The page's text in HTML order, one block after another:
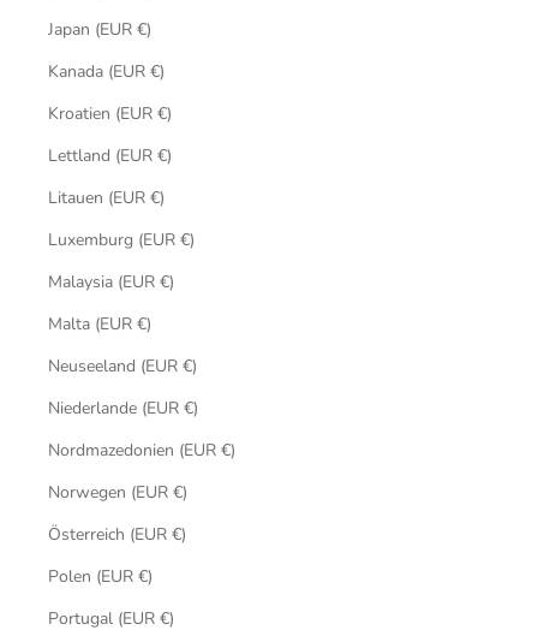
Japan (EUR €)
Kanada (EUR €)
Kroatien (EUR €)
Lettland (EUR €)
Litauen (EUR €)
Luxemburg (EUR €)
Malaysia (EUR €)
Malta (EUR €)
Neuseeland (EUR €)
Niederlande (EUR €)
Nordmazedonien (EUR €)
Norwegen (EUR €)
Österreich (EUR €)
Polen (EUR €)
Portugal (EUR €)